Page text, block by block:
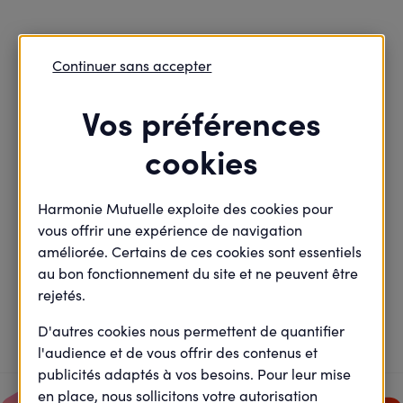
Trouvons ensemble vos
solutions
connaître le détail des factures réglées
Vos préférences
cookies
Harmonie Mutuelle exploite des cookies pour
vous offrir une expérience de navigation
améliorée. Certains de ces cookies sont essentiels
au bon fonctionnement du site et ne peuvent être
rejetés.
D'autres cookies nous permettent de quantifier
l'audience et de vous offrir des contenus et
publicités adaptés à vos besoins. Pour leur mise
en place, nous sollicitons votre autorisation
Continuer sans accepter